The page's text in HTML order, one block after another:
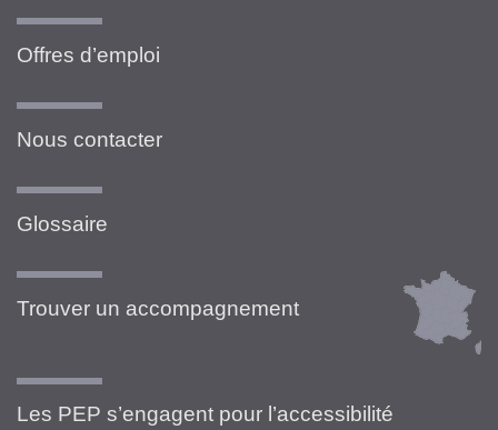
Offres d’emploi
Nous contacter
Glossaire
Trouver un accompagnement
Les PEP s’engagent pour l’accessibilité